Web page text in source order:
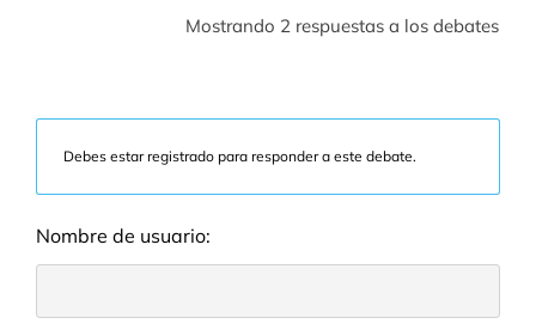
Mostrando 2 respuestas a los debates
Debes estar registrado para responder a este debate.
Nombre de usuario: